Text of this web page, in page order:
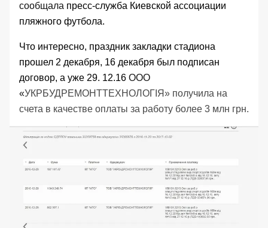
сообщала пресс-служба Киевской ассоциации
пляжного футбола.
Что интересно, праздник закладки стадиона
прошел 2 декабря, 16 декабря был подписан
договор, а уже 29. 12.16 ООО
«УКРБУДРЕМОНТТЕХНОЛОГІЯ» получила на
счета в качестве оплаты за работу более 3 млн грн.